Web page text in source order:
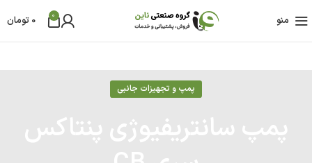
منو 0
0 تومان
پمپ و تجهیزات جانبی